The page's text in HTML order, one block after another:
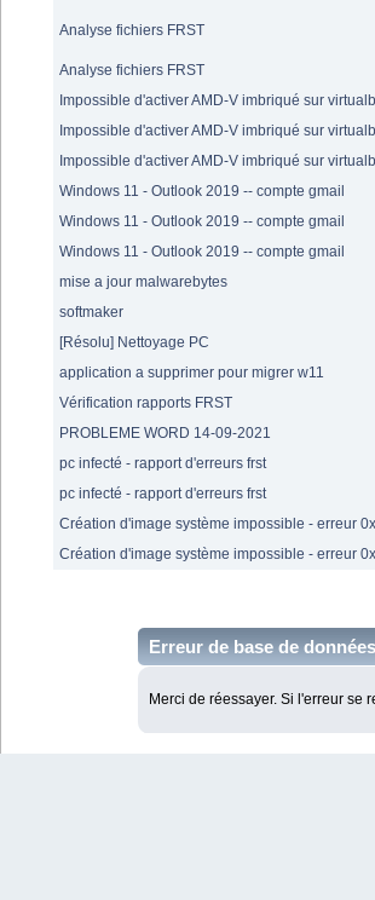
Analyse fichiers FRST
Analyse fichiers FRST
Impossible d'activer AMD-V imbriqué sur
Impossible d'activer AMD-V imbriqué sur
Impossible d'activer AMD-V imbriqué sur
Windows 11 - Outlook 2019 -- compte gmail
Windows 11 - Outlook 2019 -- compte gmail
Windows 11 - Outlook 2019 -- compte gmail
mise a jour malwarebytes
softmaker
[Résolu] Nettoyage PC
application a supprimer pour migrer w11
Vérification rapports FRST
PROBLEME WORD 14-09-2021
pc infecté - rapport d'erreurs frst
pc infecté - rapport d'erreurs frst
Création d'image système impossible - erreur
Création d'image système impossible - erreur
Erreur de base de données
Merci de réessayer. Si l'erreur se